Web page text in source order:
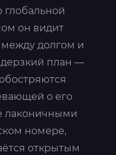
он видит
долгом и
дерзкий план —
о его
лаконичными
номере,
открытым